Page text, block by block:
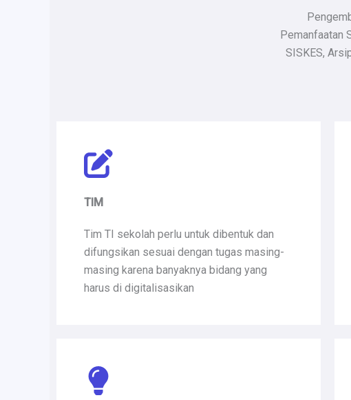
Pemanfaatan
SISKES,
TIM
Tim TI sekolah perlu untuk dibentuk dan
difungsikan sesuai dengan tugas masing-
masing karena banyaknya bidang yang
harus di digitalisasikan